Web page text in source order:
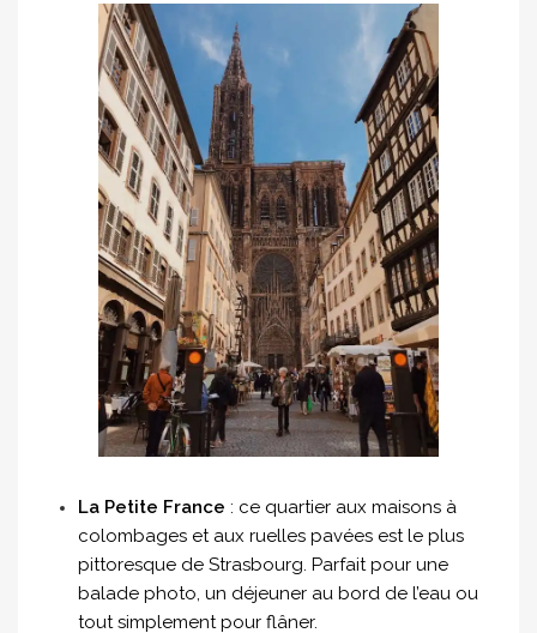
La Petite France : ce quartier aux maisons à
colombages et aux ruelles pavées est le plus
pittoresque de Strasbourg. Parfait pour une
balade photo, un déjeuner au bord de l’eau ou
tout simplement pour flâner.